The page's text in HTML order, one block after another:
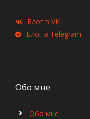
Блог в VK
Блог в Telegram
Обо мне
Обо мне